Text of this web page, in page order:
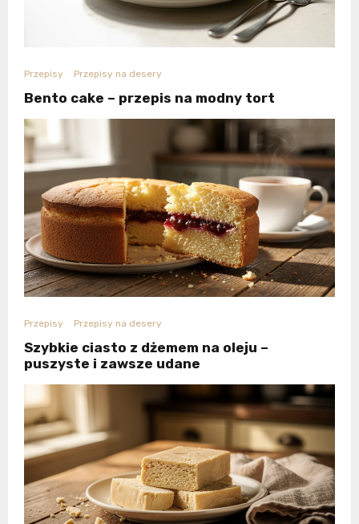
Przepisy Przepisy na desery
Bento cake – przepis na modny tort
Przepisy Przepisy na desery
Szybkie ciasto z dżemem na oleju –
puszyste i zawsze udane